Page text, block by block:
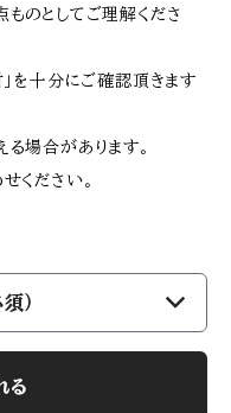
のとしてご理解くださ
を十分にご確認頂きます
場合があります。
ください。
）
る